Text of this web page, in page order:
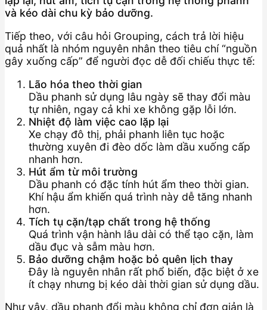
và kéo dài chu kỳ bảo dưỡng.
Tiếp theo, với câu hỏi Grouping, cách trả lời hiệu
quả nhất là nhóm nguyên nhân theo tiêu chí “nguồn
gây xuống cấp” để người đọc dễ đối chiếu thực tế:
Lão hóa theo thời gian
Dầu phanh sử dụng lâu ngày sẽ thay đổi màu
tự nhiên, ngay cả khi xe không gặp lỗi lớn.
Nhiệt độ làm việc cao lặp lại
Xe chạy đô thị, phải phanh liên tục hoặc
thường xuyên đi đèo dốc làm dầu xuống cấp
nhanh hơn.
Hút ẩm từ môi trường
Dầu phanh có đặc tính hút ẩm theo thời gian.
Khí hậu ẩm khiến quá trình này dễ tăng nhanh
hơn.
Tích tụ cặn/tạp chất trong hệ thống
Quá trình vận hành lâu dài có thể tạo cặn, làm
dầu đục và sẫm màu hơn.
Bảo dưỡng chậm hoặc bỏ quên lịch thay
Đây là nguyên nhân rất phổ biến, đặc biệt ở xe
ít chạy nhưng bị kéo dài thời gian sử dụng dầu.
Như vậy, dầu phanh đổi màu không chỉ đơn giản là